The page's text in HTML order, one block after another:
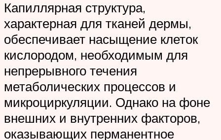
Капиллярная структура,
характерная для тканей дермы,
обеспечивает насыщение клеток
кислородом, необходимым для
непрерывного течения
метаболических процессов и
микроциркуляции. Однако на фоне
внешних и внутренних факторов,
оказывающих перманентное